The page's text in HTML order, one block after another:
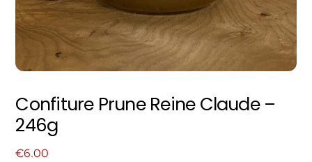
Confiture Prune Reine Claude –
246g
€6.00